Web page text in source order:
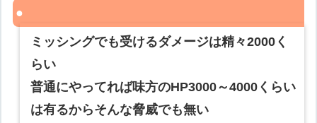
ミッシングでも受けるダメージは精々2000く
らい
普通にやってれば味方のHP3000～4000くらい
は有るからそんな脅威でも無い